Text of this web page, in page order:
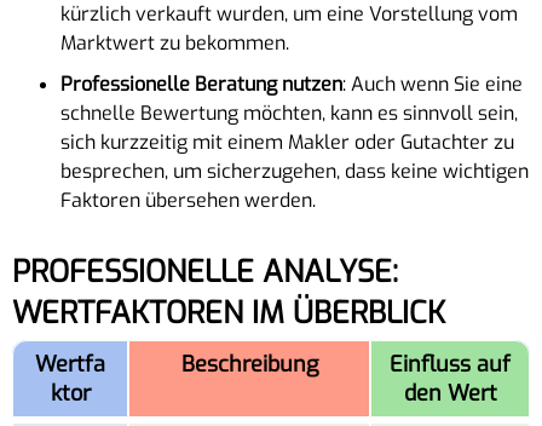
kürzlich verkauft wurden, um eine Vorstellung vom
Marktwert zu bekommen.
Professionelle Beratung nutzen: Auch wenn Sie eine
schnelle Bewertung möchten, kann es sinnvoll sein,
sich kurzzeitig mit einem Makler oder Gutachter zu
besprechen, um sicherzugehen, dass keine wichtigen
Faktoren übersehen werden.
PROFESSIONELLE ANALYSE:
WERTFAKTOREN IM ÜBERBLICK
Wertfa
ktor
Beschreibung
Einfluss auf
den Wert